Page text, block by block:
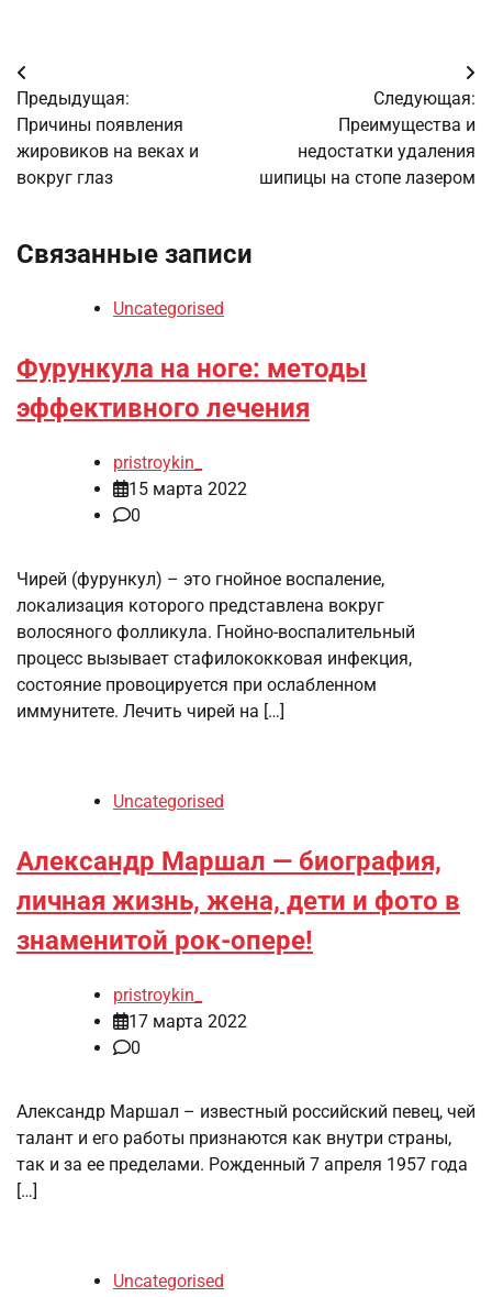
Навигация
по
записям
Предыдущая:
Причины появления
жировиков на веках и
вокруг глаз
Следующая:
Преимущества и
недостатки удаления
шипицы на стопе лазером
Связанные записи
Uncategorised
Фурункула на ноге: методы
эффективного лечения
pristroykin_
15 марта 2022
0
Чирей (фурункул) – это гнойное воспаление,
локализация которого представлена вокруг
волосяного фолликула. Гнойно-воспалительный
процесс вызывает стафилококковая инфекция,
состояние провоцируется при ослабленном
иммунитете. Лечить чирей на […]
Uncategorised
Александр Маршал — биография,
личная жизнь, жена, дети и фото в
знаменитой рок-опере!
pristroykin_
17 марта 2022
0
Александр Маршал – известный российский певец, чей
талант и его работы признаются как внутри страны,
так и за ее пределами. Рожденный 7 апреля 1957 года
[…]
Uncategorised